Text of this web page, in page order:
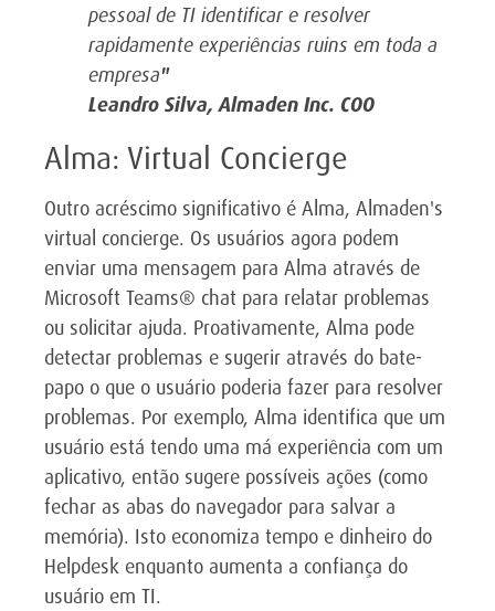
pessoal de TI identificar e resolver
rapidamente experiências ruins em toda a
empresa"
Leandro Silva, Almaden Inc. COO
Alma: Virtual Concierge
Outro acréscimo significativo é Alma, Almaden's
virtual concierge. Os usuários agora podem
enviar uma mensagem para Alma através de
Microsoft Teams® chat para relatar problemas
ou solicitar ajuda. Proativamente, Alma pode
detectar problemas e sugerir através do bate-
papo o que o usuário poderia fazer para resolver
problemas. Por exemplo, Alma identifica que um
usuário está tendo uma má experiência com um
aplicativo, então sugere possíveis ações (como
fechar as abas do navegador para salvar a
memória). Isto economiza tempo e dinheiro do
Helpdesk enquanto aumenta a confiança do
usuário em TI.